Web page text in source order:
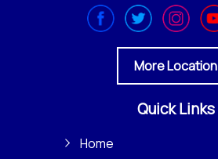
More Location
Quick Links
Home